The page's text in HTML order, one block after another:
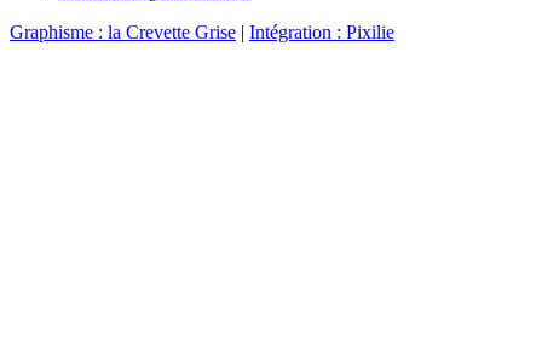
Graphisme : la Crevette Grise | Intégration : Pixilie